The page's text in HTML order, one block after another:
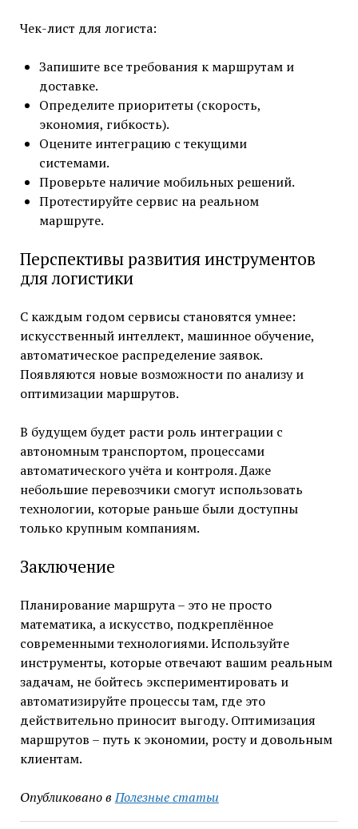
Чек-лист для логиста:
Запишите все требования к маршрутам и
доставке.
Определите приоритеты (скорость,
экономия, гибкость).
Оцените интеграцию с текущими
системами.
Проверьте наличие мобильных решений.
Протестируйте сервис на реальном
маршруте.
Перспективы развития инструментов
для логистики
С каждым годом сервисы становятся умнее:
искусственный интеллект, машинное обучение,
автоматическое распределение заявок.
Появляются новые возможности по анализу и
оптимизации маршрутов.
В будущем будет расти роль интеграции с
автономным транспортом, процессами
автоматического учёта и контроля. Даже
небольшие перевозчики смогут использовать
технологии, которые раньше были доступны
только крупным компаниям.
Заключение
Планирование маршрута – это не просто
математика, а искусство, подкреплённое
современными технологиями. Используйте
инструменты, которые отвечают вашим реальным
задачам, не бойтесь экспериментировать и
автоматизируйте процессы там, где это
действительно приносит выгоду. Оптимизация
маршрутов – путь к экономии, росту и довольным
клиентам.
Опубликовано в Полезные статьи